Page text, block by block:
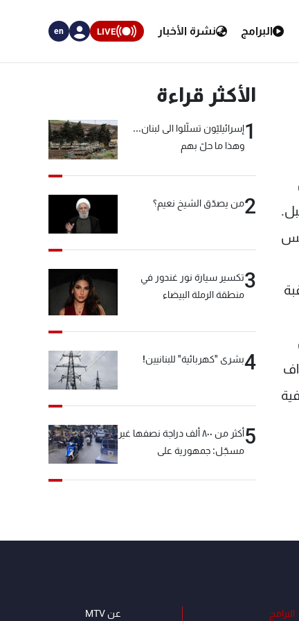
البرامج نشرة الأخبار LIVE
en
الأكثر قراءة
1إسرائيليّون تسلّلوا الى لبنان...
وهذا ما حلّ بهم
2من يصدّق الشيخ نعيم؟
3تكسير سيارة نور غندور في
منطقة الرملة البيضاء
4بشرى "كهربائية" للبنانيين!
5
أكثر من ٨٠٠ ألف دراجة نصفها غير
مسجّل: جمهورية على
البرامج عن MTV